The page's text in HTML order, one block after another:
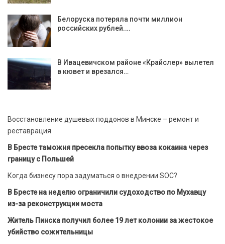
Белоруска потеряла почти миллион
российских рублей.…
В Ивацевичском районе «Крайслер» вылетел
в кювет и врезался…
Восстановление душевых поддонов в Минске – ремонт и
реставрация
В Бресте таможня пресекла попытку ввоза кокаина через
границу с Польшей
Когда бизнесу пора задуматься о внедрении SOC?
В Бресте на неделю ограничили судоходство по Мухавцу
из-за реконструкции моста
Житель Пинска получил более 19 лет колонии за жестокое
убийство сожительницы